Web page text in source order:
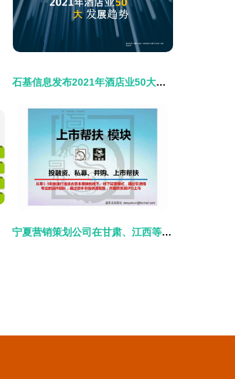
石基信息发布2021年酒店业50大发展趋势解读
宁夏营销策划公司在甘肃、江西等地品牌策划的赋能之道